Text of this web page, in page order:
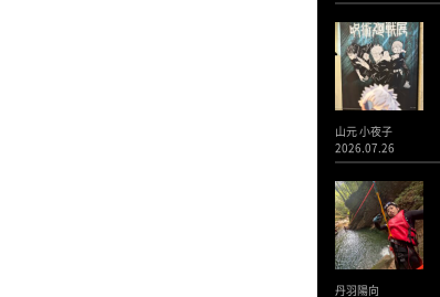
山元 小夜子
2026.07.26
丹羽陽向